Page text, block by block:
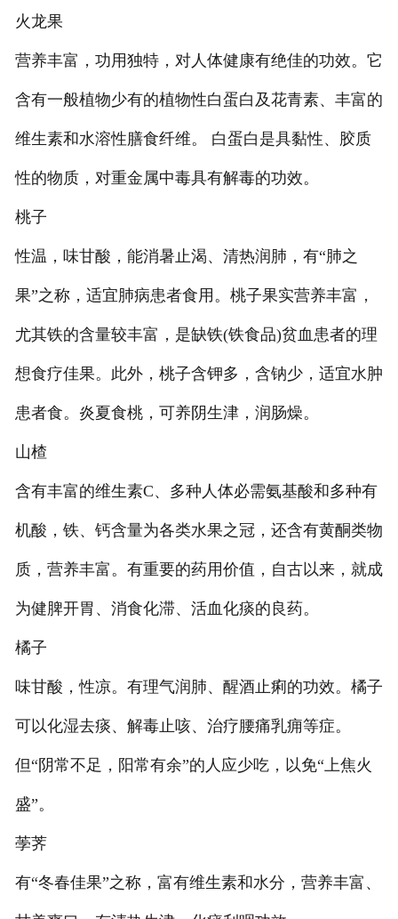
火龙果
营养丰富，功用独特，对人体健康有绝佳的功效。它
含有一般植物少有的植物性白蛋白及花青素、丰富的
维生素和水溶性膳食纤维。 白蛋白是具黏性、胶质
性的物质，对重金属中毒具有解毒的功效。
桃子
性温，味甘酸，能消暑止渴、清热润肺，有“肺之
果”之称，适宜肺病患者食用。桃子果实营养丰富，
尤其铁的含量较丰富，是缺铁(铁食品)贫血患者的理
想食疗佳果。此外，桃子含钾多，含钠少，适宜水肿
患者食。炎夏食桃，可养阴生津，润肠燥。
山楂
含有丰富的维生素C、多种人体必需氨基酸和多种有
机酸，铁、钙含量为各类水果之冠，还含有黄酮类物
质，营养丰富。有重要的药用价值，自古以来，就成
为健脾开胃、消食化滞、活血化痰的良药。
橘子
味甘酸，性凉。有理气润肺、醒酒止痢的功效。橘子
可以化湿去痰、解毒止咳、治疗腰痛乳痈等症。
但“阴常不足，阳常有余”的人应少吃，以免“上焦火
盛”。
荸荠
有“冬春佳果”之称，富有维生素和水分，营养丰富、